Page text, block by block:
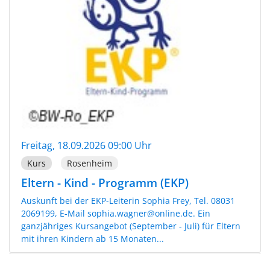
Freitag, 18.09.2026 09:00 Uhr
Kurs Rosenheim
Eltern - Kind - Programm (EKP)
Auskunft bei der EKP-Leiterin Sophia Frey, Tel. 08031
2069199, E-Mail sophia.wagner@online.de. Ein
ganzjähriges Kursangebot (September - Juli) für Eltern
mit ihren Kindern ab 15 Monaten...